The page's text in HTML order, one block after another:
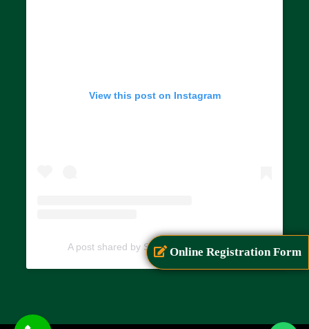
Online Registration Form
View this post on Instagram
A post shared by SIAR (@siarayurveda)